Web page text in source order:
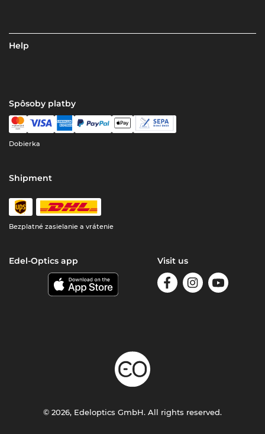
Help
Spôsoby platby
Dobierka
Shipment
Bezplatné zasielanie a vrátenie
Edel-Optics app Visit us
© 2026, Edeloptics GmbH. All rights reserved.